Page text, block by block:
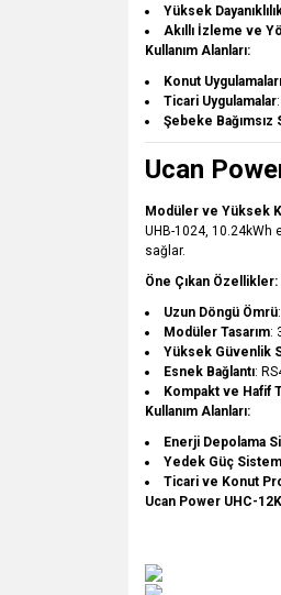
Yüksek
Akıllı İzleme ve
Kullanım Alanları:
Konut Uygulamaları
Ticari Uygulamalar
Şebeke
Ucan
Modüler ve Yüksek
UHB-1024, 10.24kWh
sağlar.
Öne Çıkan Özellikler:
Uzun Döngü Ömrü
Modüler Tasarım:
Yüksek Güvenlik
Esnek Bağlantı:
Kompakt ve Hafif
Kullanım Alanları:
Enerji Depolama
Yedek Güç
Ticari ve Konut
Ucan Power UHC-